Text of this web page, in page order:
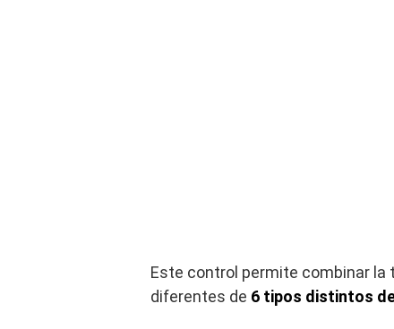
Este control permite combinar
diferentes de 6 tipos distintos